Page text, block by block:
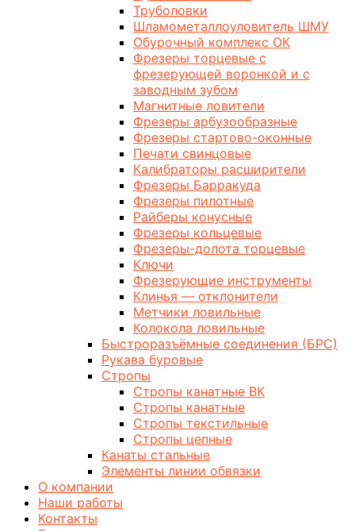
Труболовки
Шламометаллоуловитель ШМУ
Обурочный комплекс ОК
Фрезеры торцевые с
фрезерующей воронкой и с
заводным зубом
Магнитные ловители
Фрезеры арбузообразные
Фрезеры стартово-оконные
Печати свинцовые
Калибраторы расширители
Фрезеры Барракуда
Фрезеры пилотные
Райберы конусные
Фрезеры кольцевые
Фрезеры-долота торцевые
Ключи
Фрезерующие инструменты
Клинья — отклонители
Метчики ловильные
Колокола ловильные
Быстроразъёмные соединения (БРС)
Рукава буровые
Стропы
Стропы канатные ВК
Стропы канатные
Стропы текстильные
Стропы цепные
Канаты стальные
Элементы линии обвязки
О компании
Наши работы
Контакты